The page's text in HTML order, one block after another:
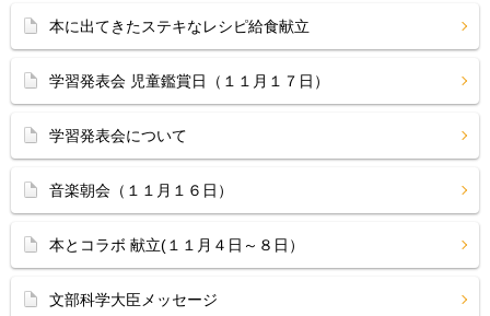
本に出てきたステキなレシピ給食献立
学習発表会 児童鑑賞日（１１月１７日）
学習発表会について
音楽朝会（１１月１６日）
本とコラボ 献立(１１月４日～８日）
文部科学大臣メッセージ